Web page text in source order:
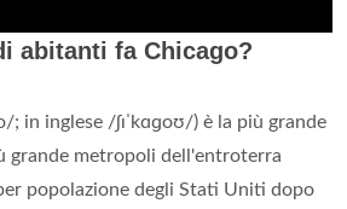
abitanti fa Chicago?
; in inglese /ʃɪˈkɑɡoʊ/) è la più grande
grande metropoli dell'entroterra
popolazione degli Stati Uniti dopo